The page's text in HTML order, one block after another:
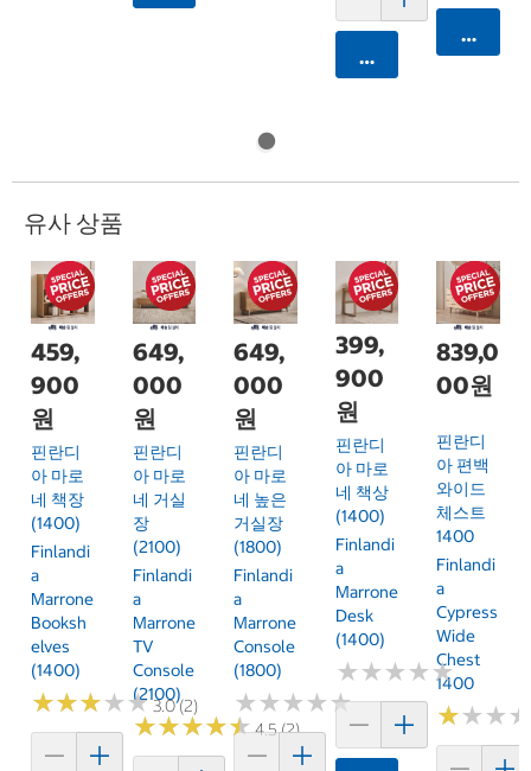
카트에 담기
카트에
유사 상품
459,
900
원
핀란디
아 마로
네 책장
(1400)
Finlandi
A
Marrone
Booksh
Elves
(1400)
★★★★★
★★★★★ 3.0 (2)
649,
000
원
핀란디
아 마로
네 거실
장
(2100)
Finlandi
A
Marrone
TV
Console
(2100)
★★★★★
★★★★★4.5 (2)
649,
000
원
핀란디
아 마로
네 높은
거실장
(1800)
Finlandi
A
Marrone
Console
(1800)
★★★★★
★★★★★
399,
900
원
핀란디
아 마로
네 책상
(1400)
Finlandi
A
Marrone
Desk
(1400)
★★★★★
★★★★★
839,0
00원
핀란디
아 편백
와이드
체스트
1400
Finlandi
A
Cypress
Wide
Chest
1400
★★★
★★★